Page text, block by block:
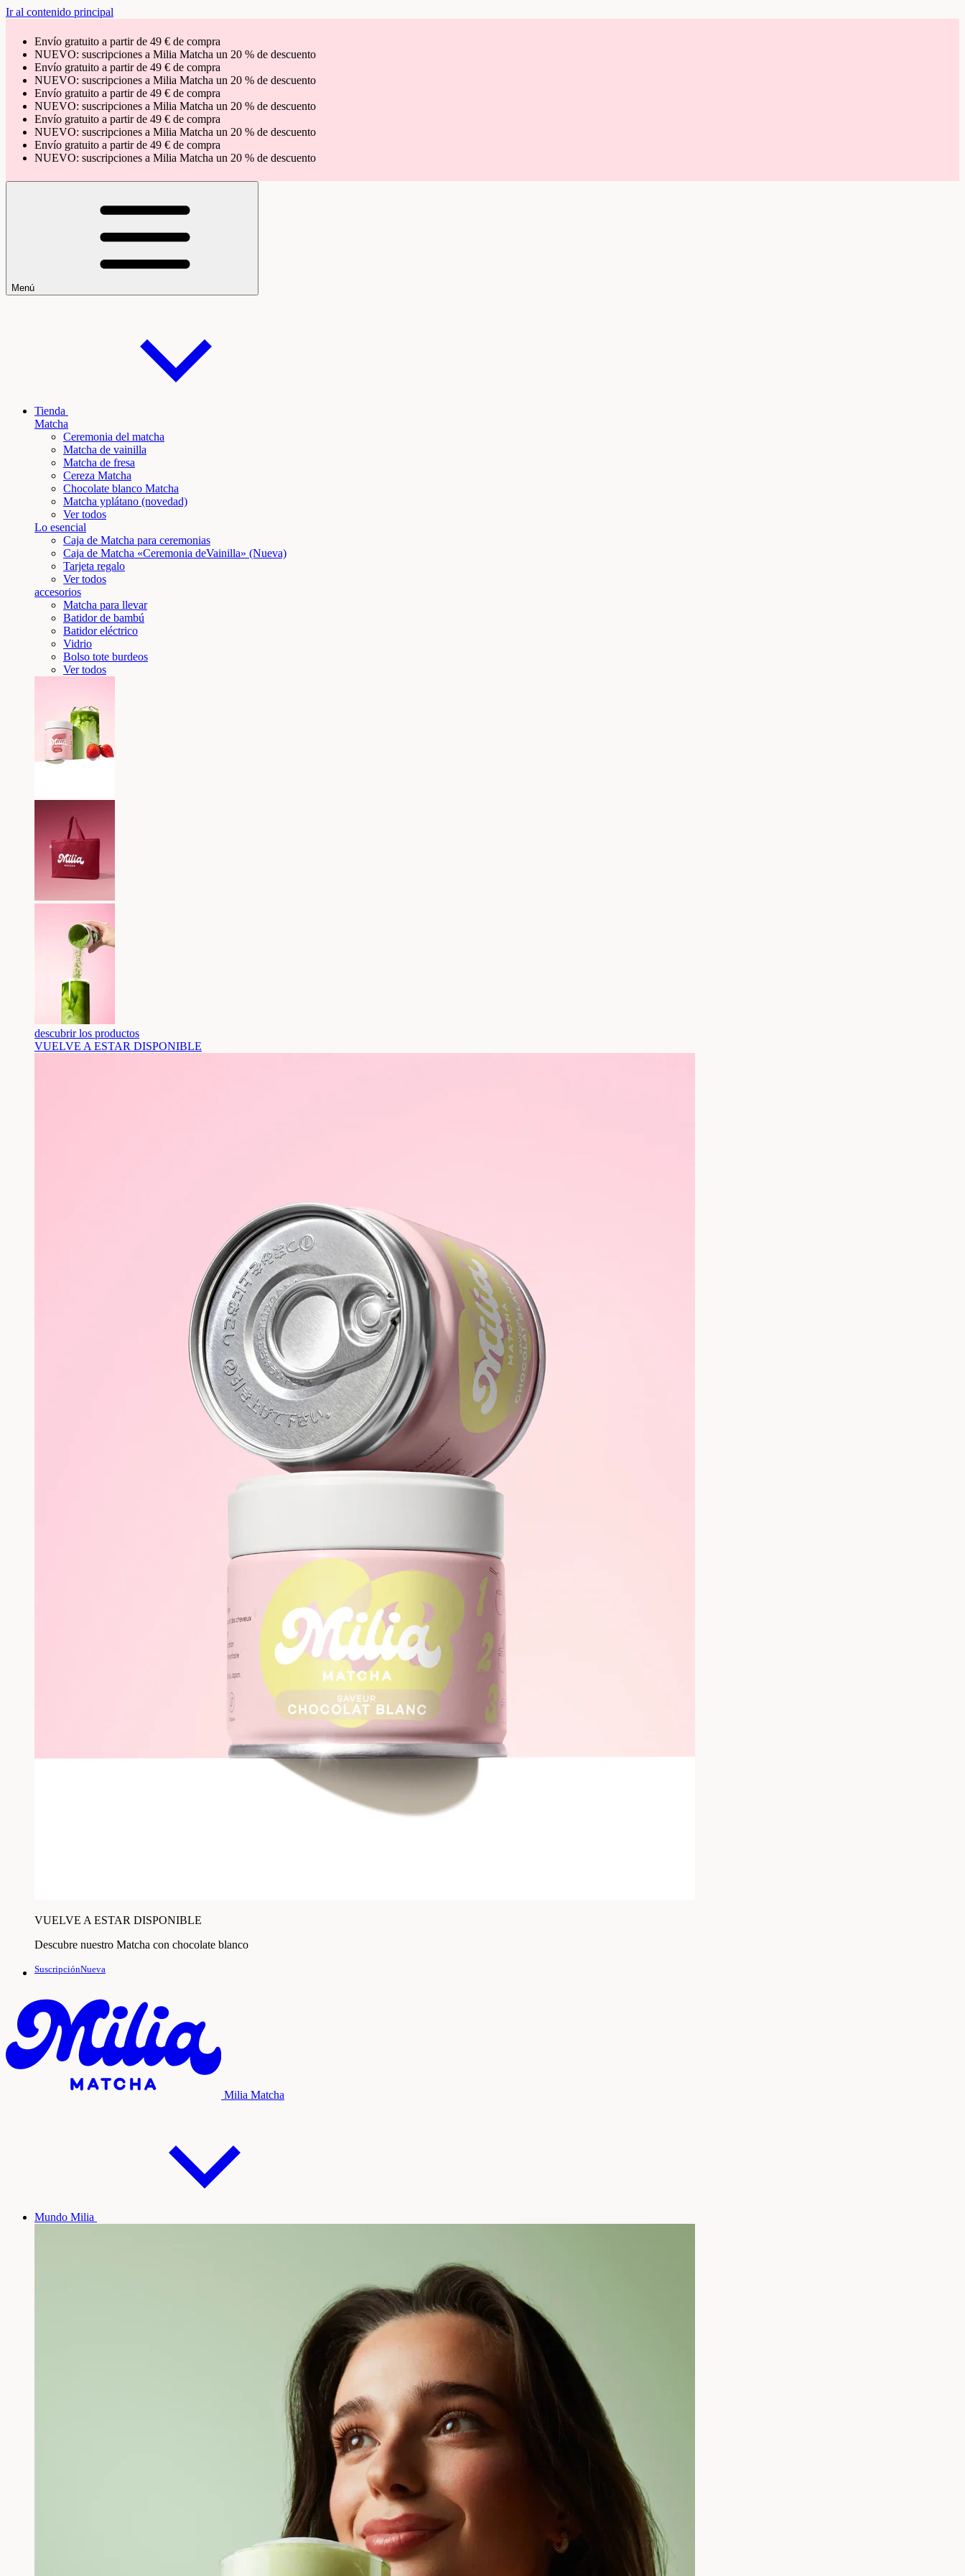
Ir al contenido principal
Envío gratuito a partir de 49 € de compra
NUEVO: suscripciones a Milia Matcha un 20 % de descuento
Envío gratuito a partir de 49 € de compra
NUEVO: suscripciones a Milia Matcha un 20 % de descuento
Envío gratuito a partir de 49 € de compra
NUEVO: suscripciones a Milia Matcha un 20 % de descuento
Envío gratuito a partir de 49 € de compra
NUEVO: suscripciones a Milia Matcha un 20 % de descuento
Envío gratuito a partir de 49 € de compra
NUEVO: suscripciones a Milia Matcha un 20 % de descuento
Menú
Tienda
Matcha
Ceremonia del matcha
Matcha de vainilla
Matcha de fresa
Cereza Matcha
Chocolate blanco Matcha
Matcha yplátano (novedad)
Ver todos
Lo esencial
Caja de Matcha para ceremonias
Caja de Matcha «Ceremonia deVainilla» (Nueva)
Tarjeta regalo
Ver todos
accesorios
Matcha para llevar
Batidor de bambú
Batidor eléctrico
Vidrio
Bolso tote burdeos
Ver todos
descubrir los productos
VUELVE A ESTAR DISPONIBLE
VUELVE A ESTAR DISPONIBLE
Descubre nuestro Matcha con chocolate blanco
SuscripciónNueva
Milia Matcha
Mundo Milia